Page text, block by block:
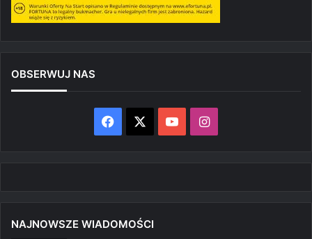
OBSERWUJ NAS
Facebook YouTubeInstagram
NAJNOWSZE WIADOMOŚCI